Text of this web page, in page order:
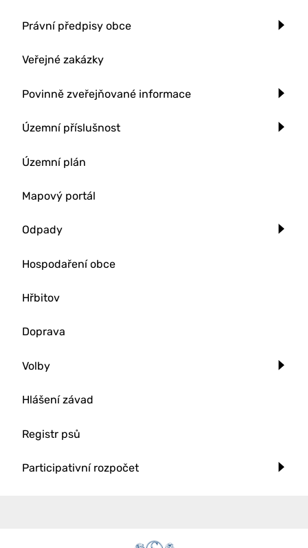
Právní předpisy obce
Veřejné zakázky
Povinně zveřejňované informace
Územní příslušnost
Územní plán
Mapový portál
Odpady
Hospodaření obce
Hřbitov
Doprava
Volby
Hlášení závad
Registr psů
Participativní rozpočet